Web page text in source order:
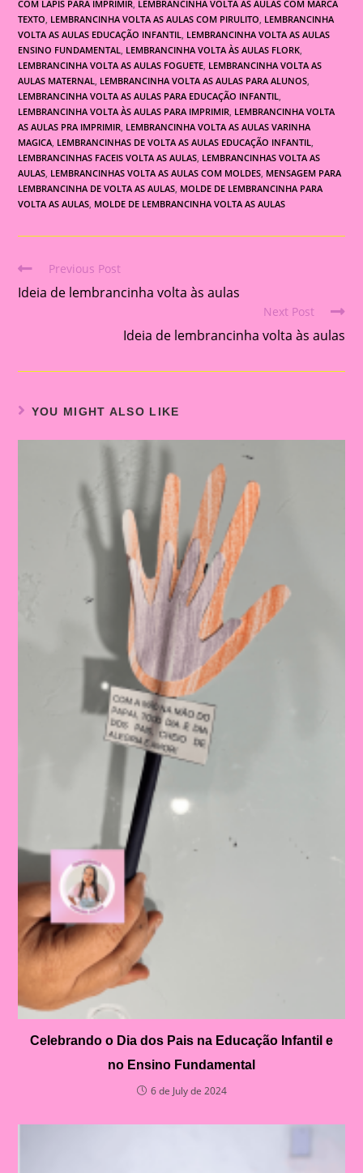
COM LAPIS PARA IMPRIMIR LEMBRANCINHA VOLTA AS AULAS COM MARCA
TEXTO LEMBRANCINHA VOLTA AS AULAS COM PIRULITO LEMBRANCINHA
VOLTA AS AULAS EDUCAÇÃO INFANTIL LEMBRANCINHA VOLTA AS AULAS
ENSINO FUNDAMENTAL LEMBRANCINHA VOLTA ÀS AULAS FLORK
LEMBRANCINHA VOLTA AS AULAS FOGUETE LEMBRANCINHA VOLTA AS
AULAS MATERNAL LEMBRANCINHA VOLTA AS AULAS PARA ALUNOS
LEMBRANCINHA VOLTA AS AULAS PARA EDUCAÇÃO INFANTIL
LEMBRANCINHA VOLTA ÀS AULAS PARA IMPRIMIR LEMBRANCINHA VOLTA
AS AULAS PRA IMPRIMIR LEMBRANCINHA VOLTA AS AULAS VARINHA
MAGICA LEMBRANCINHAS DE VOLTA AS AULAS EDUCAÇÃO INFANTIL
LEMBRANCINHAS FACEIS VOLTA AS AULAS LEMBRANCINHAS VOLTA AS
AULAS LEMBRANCINHAS VOLTA AS AULAS COM MOLDES MENSAGEM PARA
LEMBRANCINHA DE VOLTA AS AULAS MOLDE DE LEMBRANCINHA PARA
VOLTA AS AULAS MOLDE DE LEMBRANCINHA VOLTA AS AULAS
Read
more
Previous Post
Ideia de lembrancinha volta às aulas
Next Post
Ideia de lembrancinha volta às aulas
YOU MIGHT ALSO LIKE
Celebrando o Dia dos Pais na Educação Infantil e
no Ensino Fundamental
6 de July de 2024